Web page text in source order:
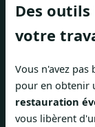
Des
votre
Vous n'avez
pour en obtenir
restauration
vous libèrent